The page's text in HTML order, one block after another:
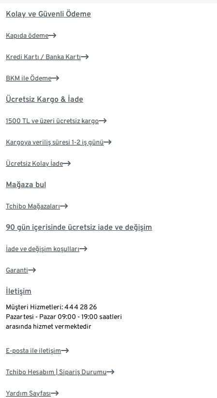
Kolay ve Güvenli Ödeme
Kapıda ödeme
Kredi Kartı / Banka Kartı
BKM ile Ödeme
Ücretsiz Kargo & İade
1500 TL ve üzeri ücretsiz kargo
Kargoya veriliş süresi 1-2 iş günü
Ücretsiz Kolay İade
Mağaza bul
Tchibo Mağazaları
90 gün içerisinde ücretsiz iade ve değişim
İade ve değişim koşulları
Garanti
İletişim
Müşteri Hizmetleri: 444 28 26
Pazartesi - Pazar 09:00 - 19:00 saatleri
arasında hizmet vermektedir
E-posta ile iletişim
Tchibo Hesabım | Sipariş Durumu
Yardım Sayfası